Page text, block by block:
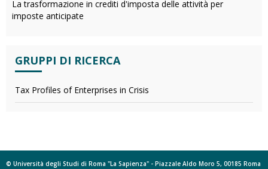
La trasformazione in crediti d'imposta delle attività per
imposte anticipate
GRUPPI DI RICERCA
Tax Profiles of Enterprises in Crisis
© Università degli Studi di Roma "La Sapienza" - Piazzale Aldo Moro 5, 00185 Roma